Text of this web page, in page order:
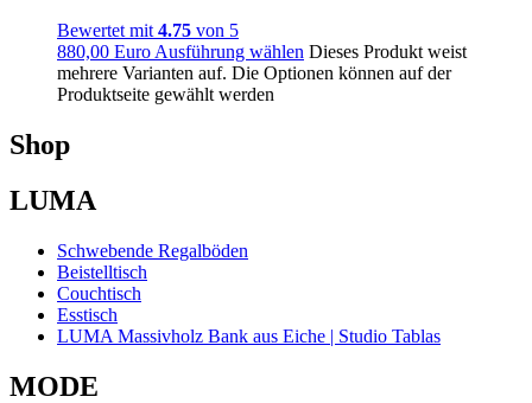
Bewertet mit 4.75 von 5
880,00 Euro Ausführung wählen Dieses Produkt weist
mehrere Varianten auf. Die Optionen können auf der
Produktseite gewählt werden
Shop
LUMA
Schwebende Regalböden
Beistelltisch
Couchtisch
Esstisch
LUMA Massivholz Bank aus Eiche | Studio Tablas
MODE